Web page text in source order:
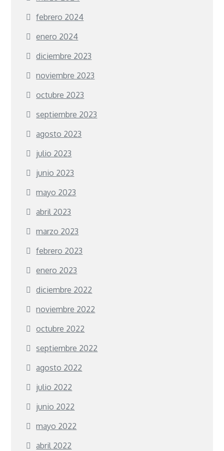
febrero 2024
enero 2024
diciembre 2023
noviembre 2023
octubre 2023
septiembre 2023
agosto 2023
julio 2023
junio 2023
mayo 2023
abril 2023
marzo 2023
febrero 2023
enero 2023
diciembre 2022
noviembre 2022
octubre 2022
septiembre 2022
agosto 2022
julio 2022
junio 2022
mayo 2022
abril 2022